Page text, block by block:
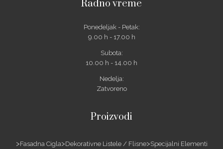
Radno vreme
Ponedeljak - Petak:
9.00 h - 17.00 h
Subota:
10.00 h - 14.00 h
Nedelja:
Zatvoreno
Proizvodi
Fasadna Cigla Dekorativne Listele / Flisne Specijalni Elementi